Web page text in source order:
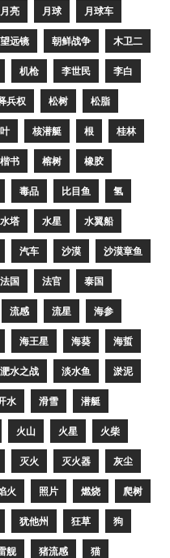
月亮 月球 月球车
望远镜 朝鲜战争 木卫二
机枪 李世民 李白
兵权 松树 松脂
核潜艇 根 桂林
楷书 榕树 橡胶
毒品 比目鱼 氢
水塔 水星 水翼船
汽车 沙漠 沙漠章鱼
法国 法官 泰国
流感 流星 海参
海王星 海葵 海蜇
淝水之战 淡水鱼 淤泥
水 滑雪 潜艇
火山 火星 火柴
灭火 灭火器 灰尘
火 照片 燃烧 爬树
犹他州 狂草 狗
舰 猪流感 猫